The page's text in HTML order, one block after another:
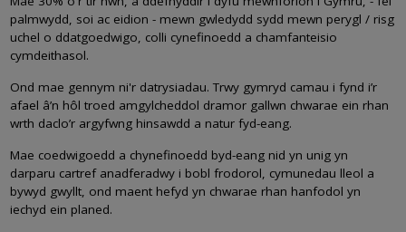
palmwydd, soi ac eidion - mewn gwledydd sydd mewn perygl / risg
uchel o ddatgoedwigo, colli cynefinoedd a chamfanteisio
cymdeithasol.
Ond mae gennym ni'r datrysiadau. Trwy gymryd camau i fynd i’r
afael â’n hôl troed amgylcheddol dramor gallwn chwarae ein rhan
wrth daclo’r argyfwng hinsawdd a natur fyd-eang.
Mae coedwigoedd a chynefinoedd byd-eang nid yn unig yn
darparu cartref anadferadwy i bobl frodorol, cymunedau lleol a
bywyd gwyllt, ond maent hefyd yn chwarae rhan hanfodol yn
iechyd ein planed.